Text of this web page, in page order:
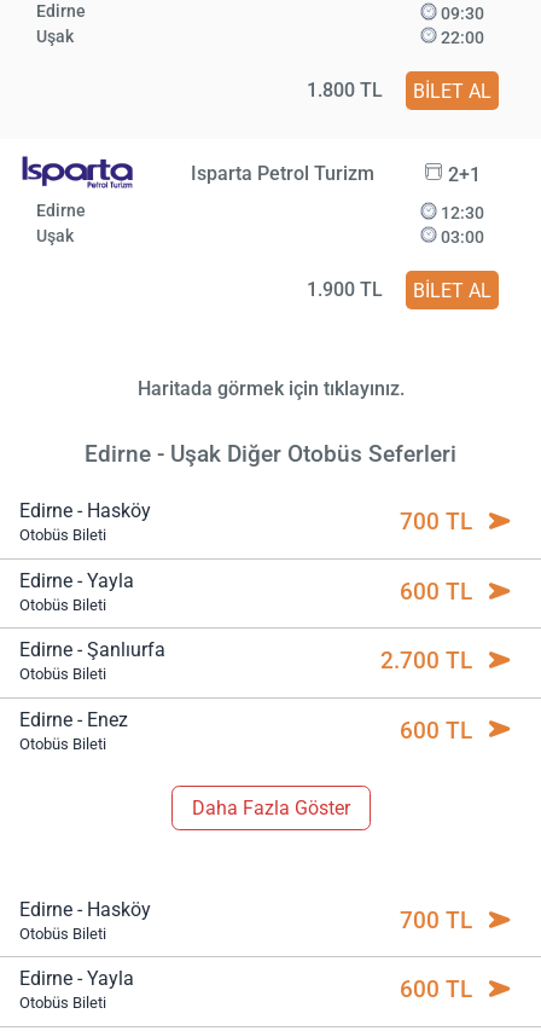
Edirne
Uşak
09:30
22:00
1.800 TL BİLET AL
Isparta Petrol Turizm 2+1
Edirne
Uşak
12:30
03:00
1.900 TL BİLET AL
Haritada görmek için tıklayınız.
Edirne - Uşak Diğer Otobüs Seferleri
Edirne - Hasköy
Otobüs Bileti 700 TL
Edirne - Yayla
Otobüs Bileti 600 TL
Edirne - Şanlıurfa
Otobüs Bileti 2.700 TL
Edirne - Enez
Otobüs Bileti 600 TL
Daha Fazla Göster
Edirne - Hasköy
Otobüs Bileti 700 TL
Edirne - Yayla
Otobüs Bileti 600 TL